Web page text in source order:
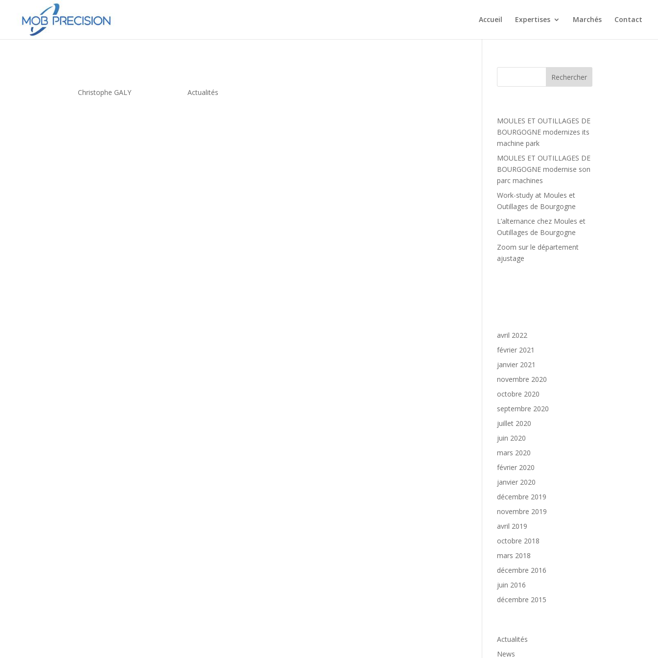
Accueil Expertises Marchés Contact
Christophe GALY |Actualités
MOULES ET OUTILLAGES DE
BOURGOGNE modernizes its
machine park
MOULES ET OUTILLAGES DE
BOURGOGNE modernise son
parc machines
Work-study at Moules et
Outillages de Bourgogne
L’alternance chez Moules et
Outillages de Bourgogne
Zoom sur le département
ajustage
avril 2022
février 2021
janvier 2021
novembre 2020
octobre 2020
septembre 2020
juillet 2020
juin 2020
mars 2020
février 2020
janvier 2020
décembre 2019
novembre 2019
avril 2019
octobre 2018
mars 2018
décembre 2016
juin 2016
décembre 2015
Actualités
News